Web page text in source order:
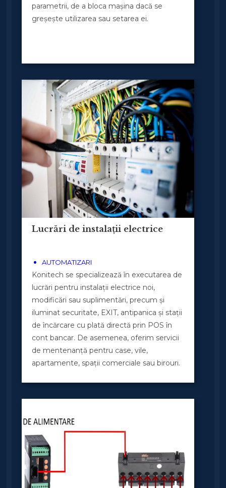
parametrii, de a bloca mașina dacă se
greșește utilizarea sau setarea ei.
Lucrări de instalații electrice
AUTOMATIZARI
Konitech se specializează în executarea de
lucrări pentru instalații electrice noi,
modificări sau suplimentări, precum și
iluminat securitate, EXIT, antipanica și stații
de încărcare cu plată directă prin POS în
cont bancar. De asemenea, oferim servicii
de mentenanță pentru case, vile,
apartamente, spații comerciale sau birouri.